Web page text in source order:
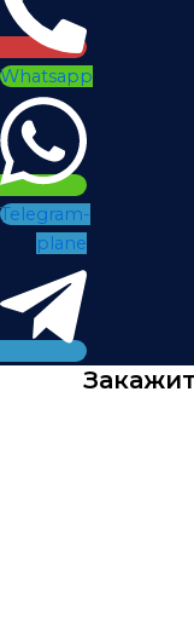
Whatsapp
Telegram-
plane